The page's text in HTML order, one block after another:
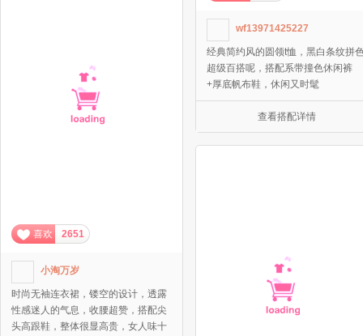
wf13971425227
经典简约风的圆领t恤，黑白条纹拼
超级百搭呢，搭配系带撞色休闲裤
+厚底帆布鞋，休闲又时髦
查看搭配详情
喜欢 2651
小淘万岁
时尚无袖连衣裙，镂空的设计，透露
性感迷人的气息，收腰超赞，搭配尖
头高跟鞋，整体很显高贵，女人味十